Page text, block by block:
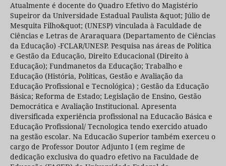
Atualmente é docente do Quadro Efetivo do Magistério
Supeiror da Universidade Estadual Paulista &quot; Júlio de
Mesquita Filho&quot; (UNESP) vinculada à Faculdade de
Ciências e Letras de Araraquara (Departamento de Ciências
da Educação) -FCLAR/UNESP. Pesquisa nas áreas de Política
e Gestão da Educação, Direito Educacional (Direito à
Educação); Fundmanetos da Educação; Trabalho e
Educação (História, Políticas, Gestão e Avaliação da
Educação Profissional e Tecnológica) ; Gestão da Educação
Básica; Reforma de Estado; Legislação de Ensino, Gestão
Democrática e Avaliação Institucional. Apresenta
diversificada experiência profissional na Educacão Básica e
Educação Profissional/ Tecnologica tendo exercido atuado
na gestão escolar. Na Educacão Superior também exerceu o
cargo de Professor Doutor Adjunto I (em regime de
dedicação exclusiva do quadro efetivo na Faculdade de